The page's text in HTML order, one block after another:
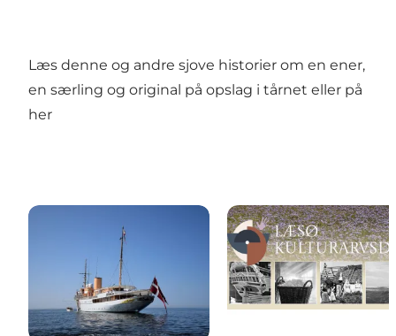
Læs denne og andre sjove historier om en ener,
en særling og original på opslag i tårnet eller på
her